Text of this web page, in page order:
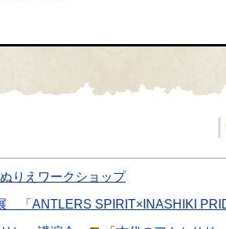
りえワークショップ
ANTLERS SPIRIT×INASHIKI